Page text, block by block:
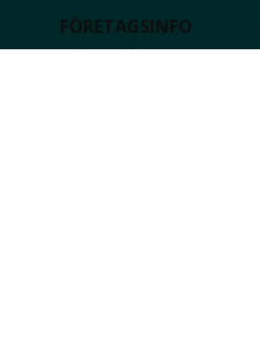
FÖRETAGSINFO
Lediga jobb